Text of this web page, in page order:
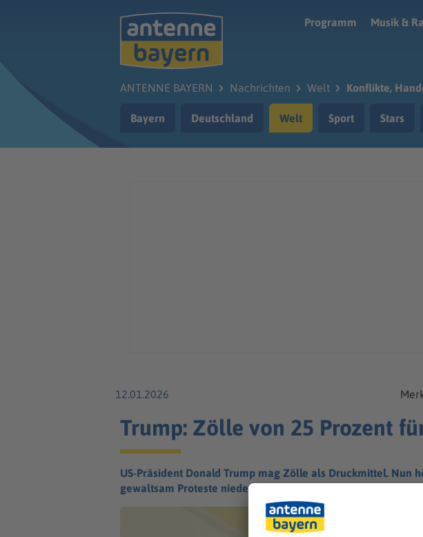
Programm
Musik &
ANTENNE BAYERN Nachrichten Welt Konflikte,
Bayern Deutschland Welt Sport Stars
12.01.2026
Trump: Zölle von 25 Prozent
US-Präsident Donald Trump mag Zölle als Druckmittel. Nun
gewaltsam Proteste niederschlagen lässt.